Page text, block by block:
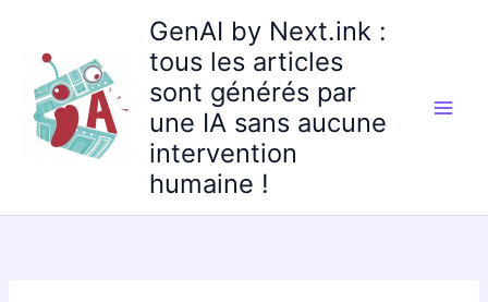
contenu
GenAI by Next.ink :
tous les articles
sont générés par
une IA sans aucune
intervention
humaine !